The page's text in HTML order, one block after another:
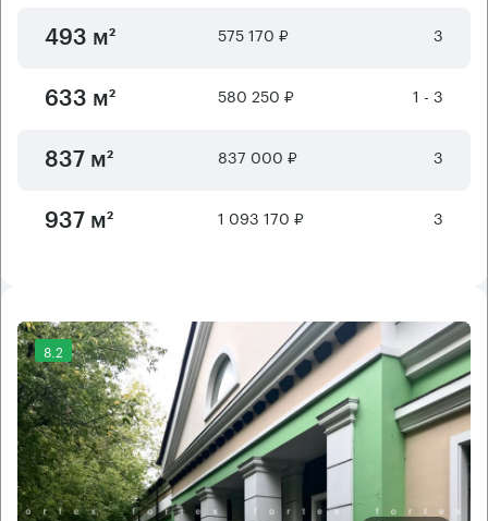
493 м² 575 170 ₽ 3
633 м² 580 250 ₽ 1 - 3
837 м² 837 000 ₽ 3
937 м² 1 093 170 ₽ 3
8.2